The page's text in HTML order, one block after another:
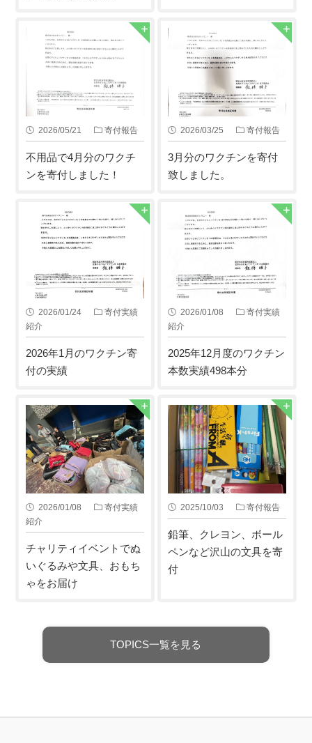
2026/05/21 寄付報告
不用品で4月分のワクチ
ンを寄付しました！
2026/03/25 寄付報告
3月分のワクチンを寄付
致しました。
2026/01/24
寄付実績
紹介
2026年1月のワクチン寄
付の実績
2026/01/08
寄付実績
紹介
2025年12月度のワクチン
本数実績498本分
2026/01/08
寄付実績
紹介
チャリティイベントでぬ
いぐるみや文具、おもち
ゃをお届け
2025/10/03 寄付報告
鉛筆、クレヨン、ボール
ペンなど沢山の文具を寄
付
TOPICS一覧を見る